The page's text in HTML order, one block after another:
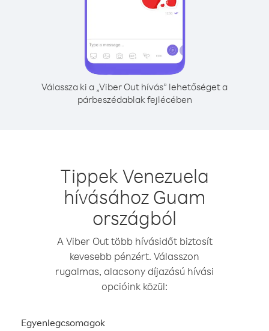
Válassza ki a „Viber Out hívás” lehetőséget a
párbeszédablak fejlécében
Tippek Venezuela
hívásához Guam
országból
A Viber Out több hívásidőt biztosít
kevesebb pénzért. Válasszon
rugalmas, alacsony díjazású hívási
opcióink közül:
Egyenlegcsomagok